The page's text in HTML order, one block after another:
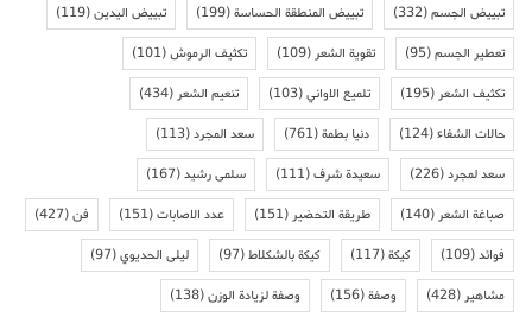
تبييض الجسم(332) تبييض المنطقة الحساسة(199) تبييض اليدين(119)
تعطير الجسم(95) تقوية الشعر(109) تكثيف الرموش(101)
تكثيف الشعر(195) تلميع الاواني(103) تنعيم الشعر(434)
حالات الشفاء(124) دنيا بطمة(761) سعد المجرد(113)
سعد لمجرد(226) سعيدة شرف(111) سلمى رشيد(167)
صباغة الشعر(140) طريقة التحضير(151) عدد الاصابات(151) فن(427)
فوائد(109) كيكة(117) كيكة بالشكلاط(97) ليلى الحديوي(97)
مشاهير(428) وصفة(156) وصفة لزيادة الوزن(138)